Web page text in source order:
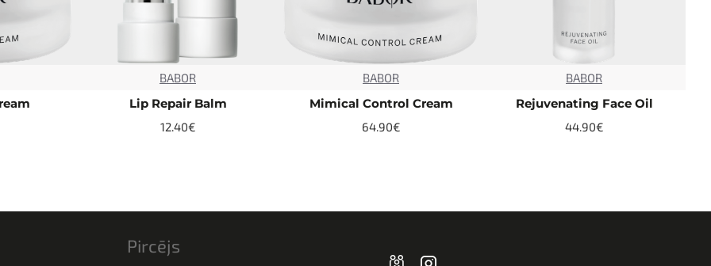
BABOR
Lip Repair Balm
12.40€
BABOR
Mimical Control Cream
64.90€
BABOR
Rejuvenating Face Oil
44.90€
Pircējs